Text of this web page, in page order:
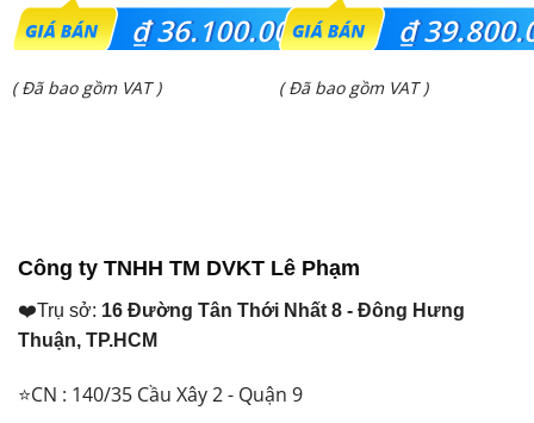
Giá
gốc
là:
₫36.100.000
Giá
( Đã bao gồm VAT )
Giá
gốc
là:
₫
Giá
( Đã bao gồm VAT )
Công ty TNHH TM DVKT Lê Phạm
❤️Trụ sở: 16 Đường Tân Thới Nhất 8 - Đông Hưng
Thuận, TP.HCM
⭐CN : 140/35 Cầu Xây 2 - Quận 9